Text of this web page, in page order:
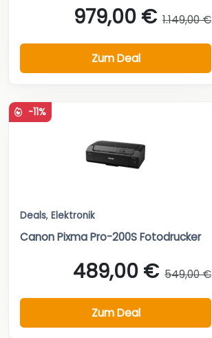
979,00 € 1.149,00 €
Zum Deal
-11%
Deals, Elektronik
Canon Pixma Pro-200S Fotodrucker
489,00 € 549,00 €
Zum Deal